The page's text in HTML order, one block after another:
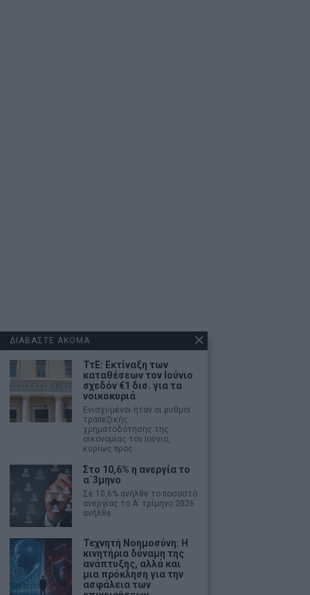
ΔΙΑΒΑΣΤΕ ΑΚΟΜΑ
ΤτΕ: Εκτίναξη των
καταθέσεων τον Ιούνιο
σχεδόν €1 δισ. για τα
νοικοκυριά
Ενισχυμένοι ήταν οι ρυθμοί
τραπεζικής
χρηματοδότησης της
οικονομίας τον Ιούνιο,
κυρίως προς
Στο 10,6% η ανεργία το
α΄3μηνο
Σε 10,6% ανήλθε το ποσοστό
ανεργίας το Α ́ τρίμηνο 2026
ανήλθε
Τεχνητή Νοημοσύνη: Η
κινητήρια δύναμη της
ανάπτυξης, αλλά και
μια πρόκληση για την
ασφάλεια των